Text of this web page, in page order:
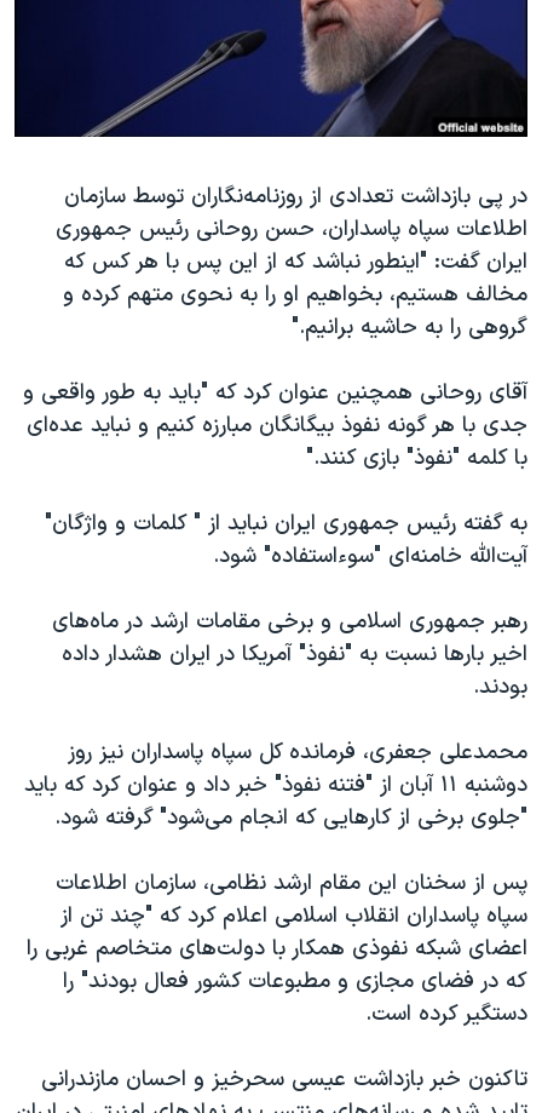
فرهنگ و زندگی
حقوق شهروندی
اسرائیل در جنگ
گالری عکس
آرشیو پخش زنده
مستندها
انتخابات ریاست جمهوری آمریکا ۲۰۲۴
حمله جمهوری اسلامی به اسرائیل
ورزش زنان در ایران
اعتراضات زن، زندگی، آزادی
مجموعه مستندهای دادخواهی
تریبونال مردمی آبان ۹۸
چهل سال گروگان‌گیری
قانون شفافیت دارائی کادر رهبری ایران
اسرائیل در جنگ
همایش محافظه‌کاران آمریکا «سی‌پک»
صفحه‌های ویژه
زبانهای مختلف
در پی بازداشت تعدادی از روزنامه‌نگاران توسط سازمان
اطلاعات سپاه پاسداران، حسن روحانی رئیس جمهوری
ایران گفت: "اینطور نباشد که از این پس با هر کس که
مخالف هستیم، بخواهیم او را به نحوی متهم کرده و
گروهی را به حاشیه برانیم."
آقای روحانی همچنین عنوان کرد که "باید به طور واقعی و
جدی با هر گونه نفوذ بیگانگان مبارزه کنیم و نباید عده‌ای
با کلمه "نفوذ" بازی کنند."
به گفته رئیس جمهوری ایران نباید از " کلمات و واژگان"
آیت‌الله خامنه‌ای "سوءاستفاده" شود.
رهبر جمهوری اسلامی و برخی مقامات ارشد در ماه‌های
اخیر بارها نسبت به "نفوذ" آمریکا در ایران هشدار داده
بودند.
محمدعلی جعفری، فرمانده کل سپاه پاسداران نیز روز
دوشنبه ۱۱ آبان از "فتنه نفوذ" خبر داد و عنوان کرد که باید
"جلوی برخی از کارهایی که انجام می‌شود" گرفته شود.
پس از سخنان این مقام ارشد نظامی، سازمان اطلاعات
سپاه پاسداران انقلاب اسلامی اعلام کرد که "چند تن از
اعضای شبکه نفوذی همکار با دولت‌های متخاصم غربی را
که در فضای مجازی و مطبوعات کشور فعال بودند" را
دستگیر کرده است.
تاکنون خبر بازداشت عیسی سحرخیز و احسان مازندرانی